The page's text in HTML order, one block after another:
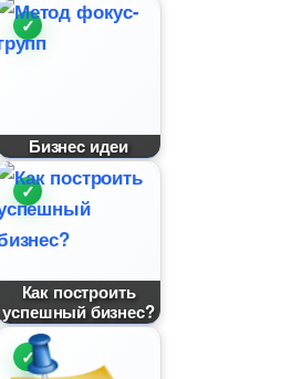
Бизнес идеи
Как построить
успешный бизнес?